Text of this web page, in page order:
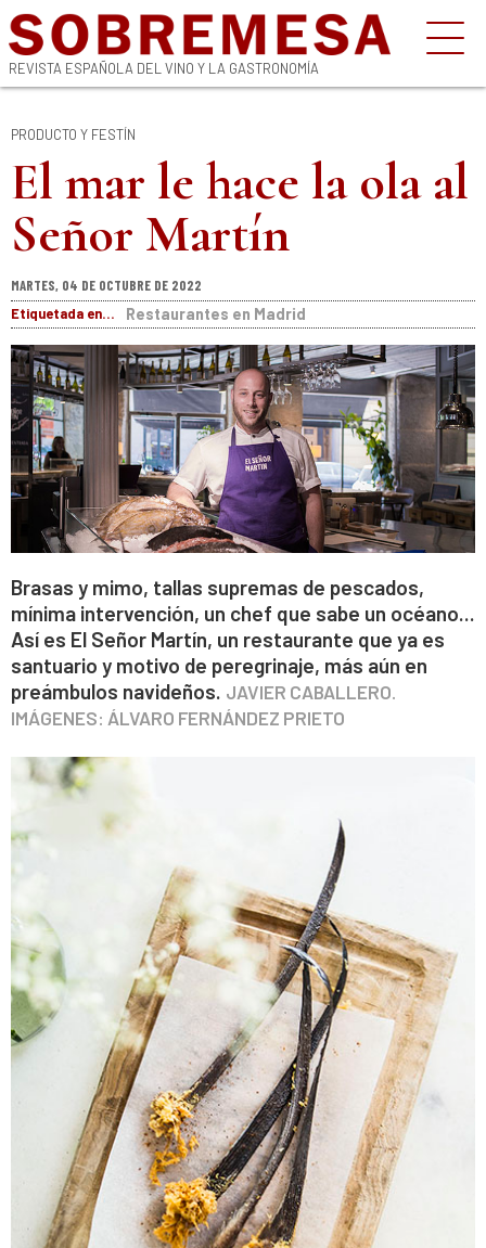
REVISTA ESPAÑOLA DEL VINO Y LA GASTRONOMÍA
PRODUCTO Y FESTÍN
El mar le hace la ola al
Señor Martín
MARTES, 04 DE OCTUBRE DE 2022
Etiquetada en...
Restaurantes en Madrid
Brasas y mimo, tallas supremas de pescados,
mínima intervención, un chef que sabe un océano...
Así es El Señor Martín, un restaurante que ya es
santuario y motivo de peregrinaje, más aún en
preámbulos navideños. JAVIER CABALLERO.
IMÁGENES: ÁLVARO FERNÁNDEZ PRIETO